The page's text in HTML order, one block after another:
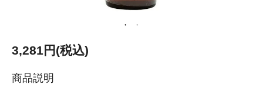
3,281円(税込)
商品説明